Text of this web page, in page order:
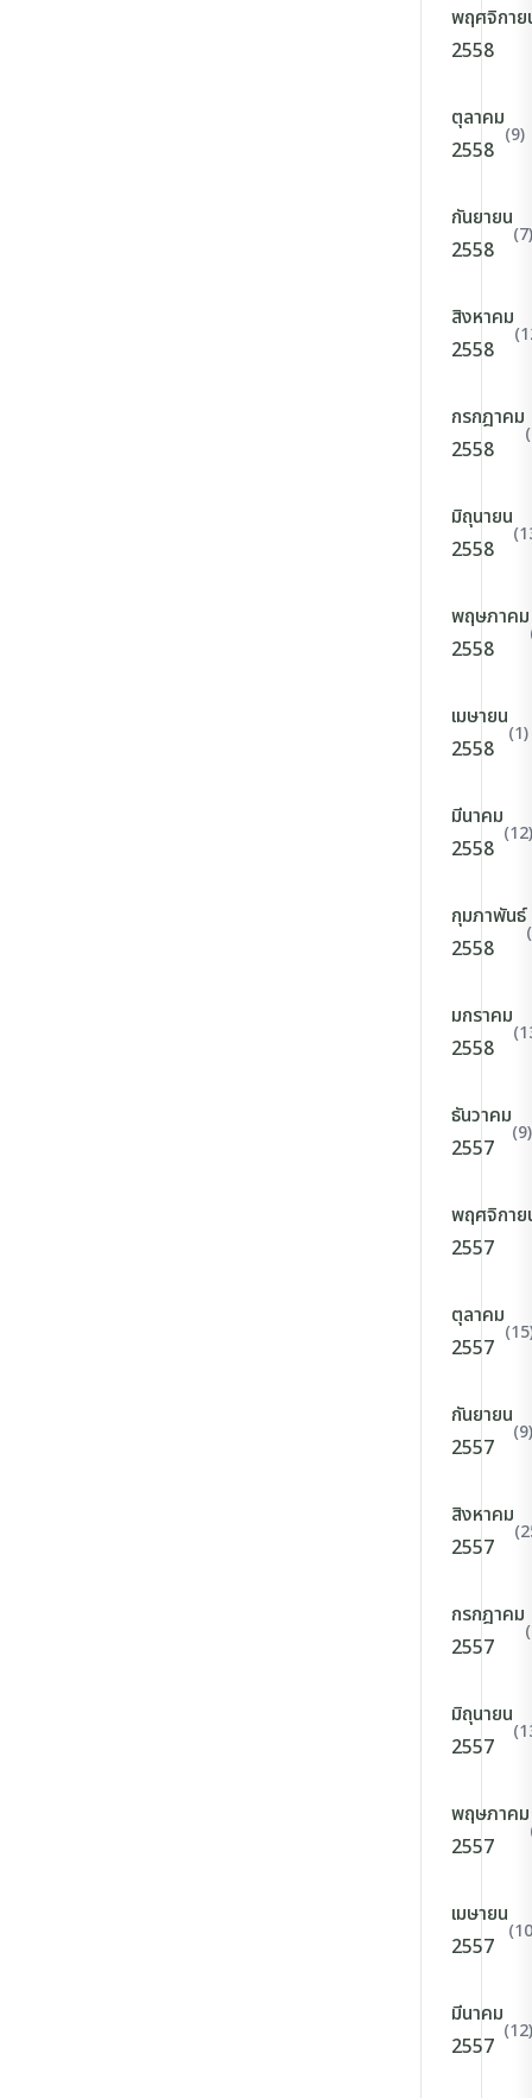
พฤศจิกาย
2558
ตุลาคม
2558
(9)
กันยายน
2558
(7)
สิงหาคม
2558
กรกฎาคม
2558
มิถุนายน
2558
พฤษภาคม
2558
เมษายน
2558
(1)
มีนาคม
2558
(12)
กุมภาพันธ์
2558
มกราคม
2558
ธันวาคม
2557
(9)
พฤศจิกาย
2557
ตุลาคม
2557
กันยายน
2557
(9)
สิงหาคม
2557
กรกฎาคม
2557
มิถุนายน
2557
พฤษภาคม
2557
เมษายน
2557
มีนาคม
2557
(12)